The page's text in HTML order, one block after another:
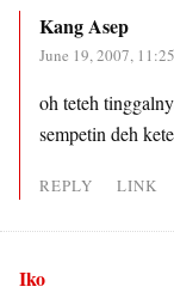
Kang Asep
June 19, 2007,
oh teteh
sempetin deh
REPLY LINK
Iko